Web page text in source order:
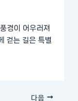
경이 어우러져
걷는 길은 특별
다음